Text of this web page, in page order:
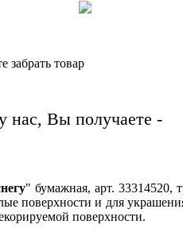
забрать товар
нас, Вы получаете -
" бумажная, арт. 33314520,
поверхности и для
поверхности.